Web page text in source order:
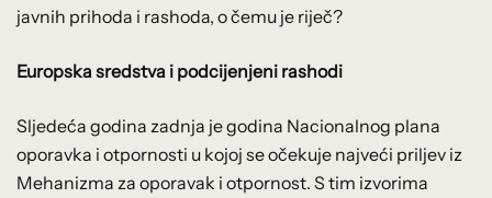
javnih prihoda i rashoda, o čemu je riječ?
Europska sredstva i podcijenjeni rashodi
Sljedeća godina zadnja je godina Nacionalnog plana
oporavka i otpornosti u kojoj se očekuje najveći priljev iz
Mehanizma za oporavak i otpornost. S tim izvorima